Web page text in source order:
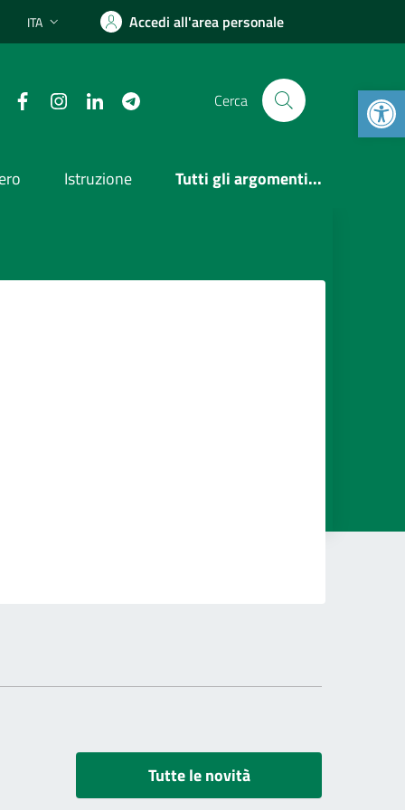
Lingua attiva:
ITA Accedi all'area personale
FacebookInstagramLinkedin Cerca
Istruzione Tutti gli argomenti...
Tutte le novità